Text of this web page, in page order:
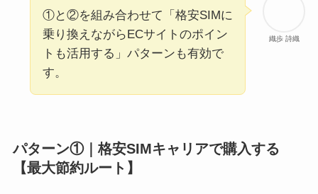
織歩 詩織
①と②を組み合わせて「格安SIMに
乗り換えながらECサイトのポイン
トも活用する」パターンも有効で
す。
パターン①｜格安SIMキャリアで購入する
【最大節約ルート】